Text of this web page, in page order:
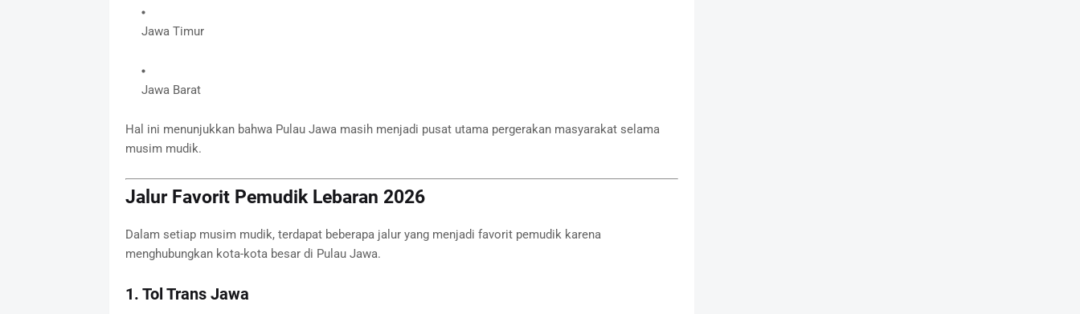
Jawa Timur
Jawa Barat
Hal ini menunjukkan bahwa Pulau Jawa masih menjadi pusat utama pergerakan masyarakat selama
musim mudik.
Jalur Favorit Pemudik Lebaran 2026
Dalam setiap musim mudik, terdapat beberapa jalur yang menjadi favorit pemudik karena
menghubungkan kota-kota besar di Pulau Jawa.
1. Tol Trans Jawa